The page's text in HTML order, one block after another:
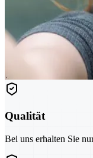
Qualität
Bei uns erhalten Sie